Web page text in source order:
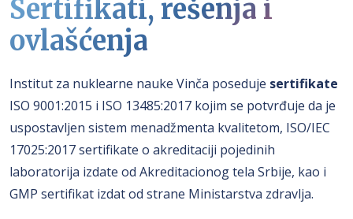
Sertifikati, rešenja i
ovlašćenja
Institut za nuklearne nauke Vinča poseduje sertifikate
ISO 9001:2015 i ISO 13485:2017 kojim se potvrđuje da je
uspostavljen sistem menadžmenta kvalitetom, ISO/IEC
17025:2017 sertifikate o akreditaciji pojedinih
laboratorija izdate od Akreditacionog tela Srbije, kao i
GMP sertifikat izdat od strane Ministarstva zdravlja.